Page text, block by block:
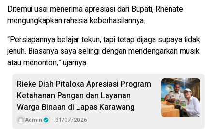
Ditemui usai menerima apresiasi dari Bupati, Rhenate
mengungkapkan rahasia keberhasilannya.
“Persiapannya belajar tekun, tapi tetap dijaga supaya tidak
jenuh. Biasanya saya selingi dengan mendengarkan musik
atau menonton,” ujarnya.
Rieke Diah Pitaloka Apresiasi Program
Ketahanan Pangan dan Layanan
Warga Binaan di Lapas Karawang
Admin 31/07/2026